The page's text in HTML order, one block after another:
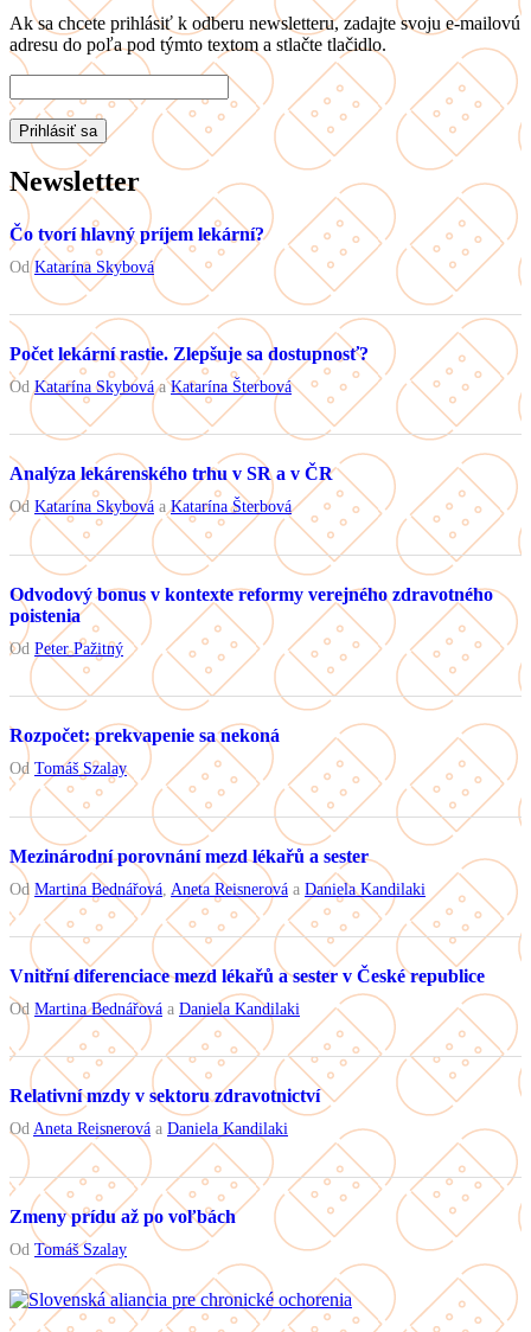
Ak sa chcete prihlásiť k odberu newsletteru, zadajte svoju e-mailovú
adresu do poľa pod týmto textom a stlačte tlačidlo.
Newsletter
Čo tvorí hlavný príjem lekární?
OdKatarína Skybová
Počet lekární rastie. Zlepšuje sa dostupnosť?
Od Katarína SkybováaKatarína Šterbová
Analýza lekárenského trhu v SR a v ČR
Od Katarína Skybová aKatarína Šterbová
Odvodový bonus v kontexte reformy verejného zdravotného
poistenia
Od Peter Pažitný
Rozpočet: prekvapenie sa nekoná
Od Tomáš Szalay
Mezinárodní porovnání mezd lékařů a sester
Od Martina Bednářová Aneta Reisnerová a Daniela Kandilaki
Vnitřní diferenciace mezd lékařů a sester v České republice
Od Martina Bednářová a Daniela Kandilaki
Relativní mzdy v sektoru zdravotnictví
OdAneta Reisnerová a Daniela Kandilaki
Zmeny prídu až po voľbách
Od Tomáš Szalay